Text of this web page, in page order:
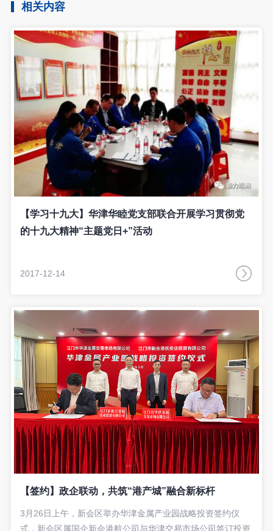
相关内容
【学习十九大】华津华睦党支部联合开展学习贯彻党
的十九大精神“主题党日+”活动
2017-12-14
【签约】政企联动，共筑“港产城”融合新标杆
3月26日上午，新会区举办华津金属产业园战略投资签约仪
式，新会区属国企新会港航公司与华津交易市场公司签订投资